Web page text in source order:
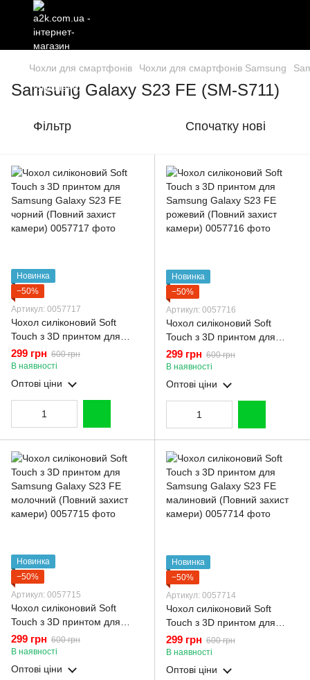
Чохли для смартфонів Чохли для смартфонів Samsung
Samsung Galaxy S23 FE (SM-S711)
Фільтр Спочатку нові
Новинка
−50%
Артикул: 0057717
Чохол силіконовий Soft
Touch з 3D принтом для
Samsung Galaxy S23 FE
чорний (Повний захист
камери)
299 грн 600 грн
В наявності
Оптові ціни
Новинка
−50%
Артикул: 0057716
Чохол силіконовий Soft
Touch з 3D принтом для
Samsung Galaxy S23 FE
рожевий (Повний захист
камери)
299 грн 600 грн
В наявності
Оптові ціни
Новинка
−50%
Артикул: 0057715
Чохол силіконовий Soft
Touch з 3D принтом для
Samsung Galaxy S23 FE
молочний (Повний захист
камери)
299 грн 600 грн
В наявності
Оптові ціни
Новинка
−50%
Артикул: 0057714
Чохол силіконовий Soft
Touch з 3D принтом для
Samsung Galaxy S23 FE
малиновий (Повний захист
камери)
299 грн 600 грн
В наявності
Оптові ціни